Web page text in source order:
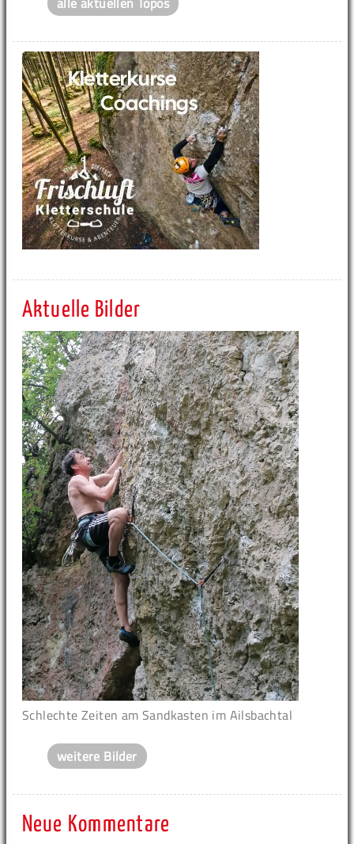
Aktuelle Bilder
Schlechte Zeiten am Sandkasten im Ailsbachtal
weitere Bilder
Neue Kommentare